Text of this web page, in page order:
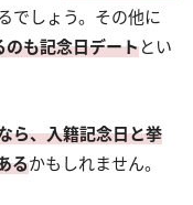
でしょう。その他に
のも記念日デートとい
ら、入籍記念日と挙
るかもしれません。